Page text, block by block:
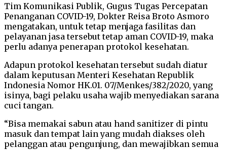
Tim Komunikasi Publik, Gugus Tugas Percepatan
Penanganan COVID-19, Dokter Reisa Broto Asmoro
mengatakan, untuk tetap menjaga fasilitas dan
pelayanan jasa tersebut tetap aman COVID-19, maka
perlu adanya penerapan protokol kesehatan.
Adapun protokol kesehatan tersebut sudah diatur
dalam keputusan Menteri Kesehatan Republik
Indonesia Nomor HK.01. 07/Menkes/382/2020, yang
isinya, bagi pelaku usaha wajib menyediakan sarana
cuci tangan.
“Bisa memakai sabun atau hand sanitizer di pintu
masuk dan tempat lain yang mudah diakses oleh
pelanggan atau pengunjung, dan mewajibkan semua